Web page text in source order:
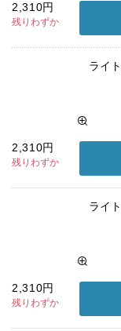
2,310円
残りわずか
ライ
2,310円
残りわずか
ライ
2,310円
残りわずか